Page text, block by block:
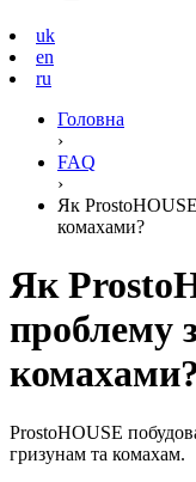
uk
en
ru
Головна
›
FAQ
›
Як
комахами?
Як
проблему
комахами?
ProstoHOUSE
гризунам та комахам.